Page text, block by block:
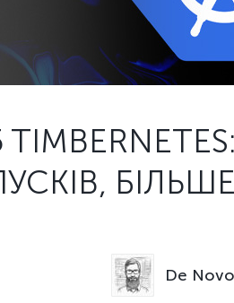
TIMBERNETES:
БІЛЬШЕ
De